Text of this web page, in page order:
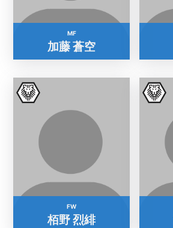
MF
加藤 蒼空
FW
栢野 烈緋